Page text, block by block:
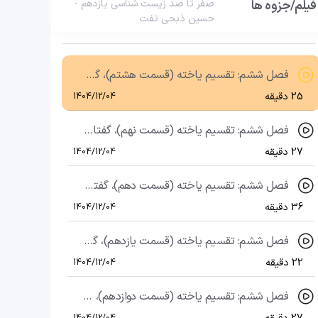
فیلم/جزوه ها
صفر تا صد زیست شناسی یازدهم -
حسین ذبحی تفت
24 دقیقه 1404/12/04
فصل ششم: تقسیم یاخته (قسمت هشتم)، گفتار 2: تنظیم تقسیم یاخته
25 دقیقه 1404/12/04
فصل ششم: تقسیم یاخته (قسمت نهم)، گفتار 2: انواع تومور و انواع مرگ یاخته‌ای
27 دقیقه 1404/12/04
فصل ششم: تقسیم یاخته (قسمت دهم)، گفتار 3: تقسیم میوز
36 دقیقه 1404/12/04
فصل ششم: تقسیم یاخته (قسمت یازدهم)، گفتار 3: مقایسه میوز و میتوز
22 دقیقه 1404/12/04
فصل ششم: تقسیم یاخته (قسمت دوازدهم)، گفتار 3: تغییر در تعداد فام‌تن‌ها